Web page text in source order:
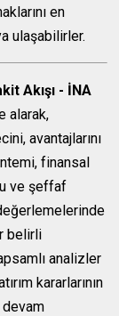
en
ulaşabilirler.
Akışı - İNA
alarak,
avantajlarını
finansal
ve şeffaf
belirli
analizler
kararlarının